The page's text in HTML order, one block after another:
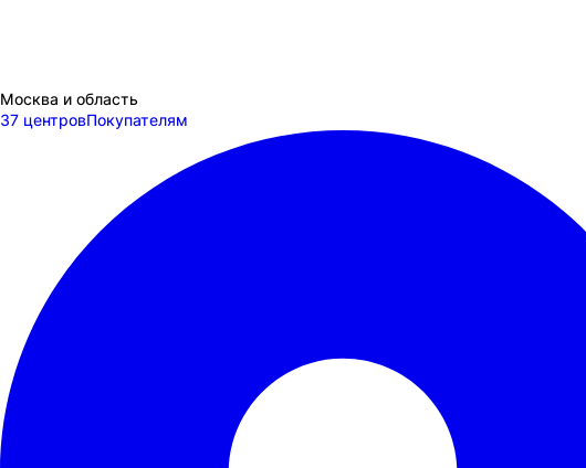
Москва и область
37 центровПокупателям